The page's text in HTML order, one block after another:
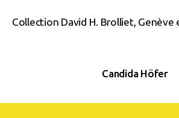
Collection David H. Brolliet, Genève
Candida Höfer